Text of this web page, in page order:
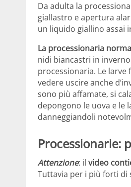
Da adulta la
giallastro e apertura
un liquido giallino assai
La processionaria
nidi biancastri in
processionaria. Le
vedere uscire anche
sono più affamate, si
depongono le uova e le
danneggiandoli
Processionarie:
Attenzione: il video
Tuttavia per i più forti di